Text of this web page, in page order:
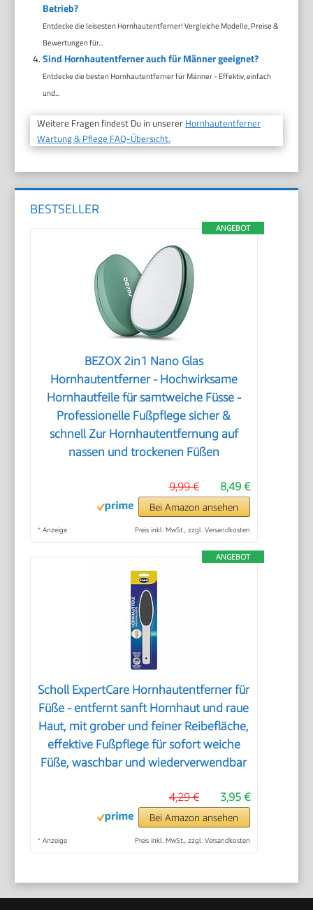
Betrieb?
Entdecke die leisesten Hornhautentferner! Vergleiche Modelle, Preise &
Bewertungen für...
Sind Hornhautentferner auch für Männer geeignet?
Entdecke die besten Hornhautentferner für Männer - Effektiv, einfach
und...
Weitere Fragen findest Du in unserer Hornhautentferner
Wartung & Pflege FAQ-Übersicht.
BESTSELLER
ANGEBOT
BEZOX 2in1 Nano Glas
Hornhautentferner - Hochwirksame
Hornhautfeile für samtweiche Füsse -
Professionelle Fußpflege sicher &
schnell Zur Hornhautentfernung auf
nassen und trockenen Füßen
8,49 €
9,99 €
Bei Amazon ansehen
* Anzeige Preis inkl. MwSt., zzgl. Versandkosten
ANGEBOT
Scholl ExpertCare Hornhautentferner für
Füße - entfernt sanft Hornhaut und raue
Haut, mit grober und feiner Reibefläche,
effektive Fußpflege für sofort weiche
Füße, waschbar und wiederverwendbar
3,95 €
4,29 €
Bei Amazon ansehen
* Anzeige Preis inkl. MwSt., zzgl. Versandkosten